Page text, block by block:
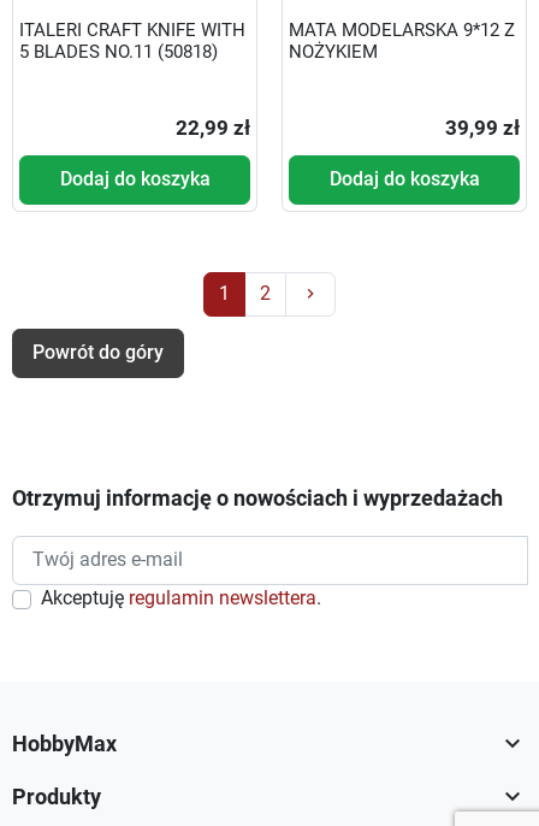
ITALERI CRAFT KNIFE WITH
5 BLADES NO.11 (50818)
22,99 zł
Dodaj do koszyka
MATA MODELARSKA 9*12 Z
NOŻYKIEM
39,99 zł
Dodaj do koszyka
1 2 keyboard_arrow_right
Powrót do góry
Otrzymuj informację o nowościach i wyprzedażach
Akceptuję regulamin newslettera.
HobbyMax 
Produkty 